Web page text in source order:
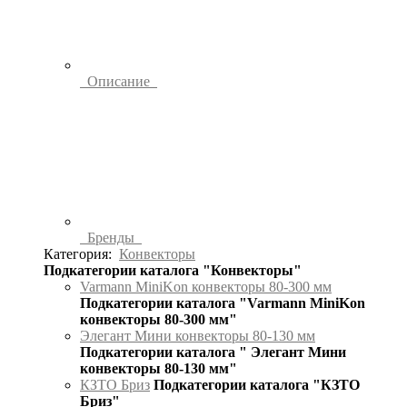
Описание
Бренды
Категория: Конвекторы
Подкатегории каталога "Конвекторы"
Varmann MiniKon конвекторы 80-300 мм
Подкатегории каталога "Varmann MiniKon
конвекторы 80-300 мм"
Элегант Мини конвекторы 80-130 мм
Подкатегории каталога " Элегант Мини
конвекторы 80-130 мм"
КЗТО Бриз Подкатегории каталога "КЗТО
Бриз"